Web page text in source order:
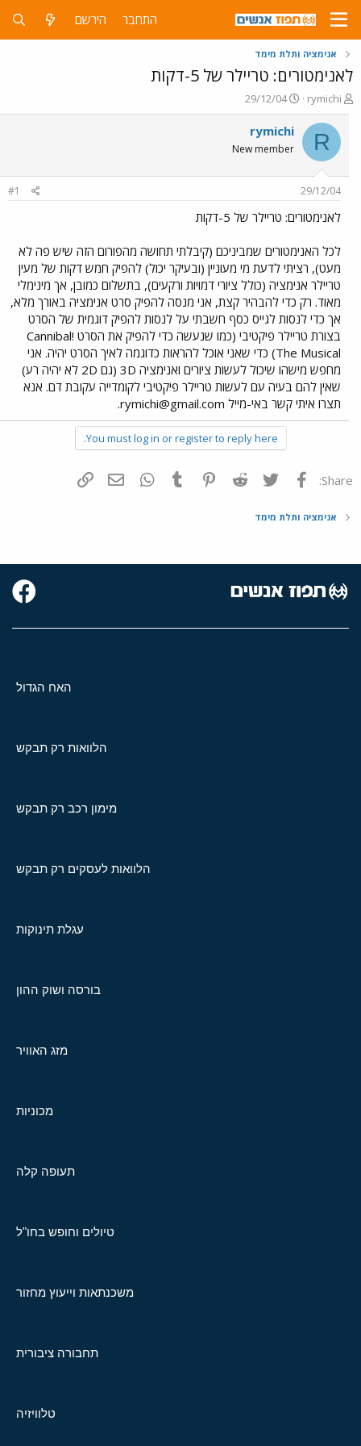
התחבר הירשם
אנימציה ותלת מימד
לאנימטורים: טריילר של 5-דקות
פ
ו
ת
ח
ה
ש
א
rymichi
פ
ו
ר
ם
ר
29/12/04
R
rymichi
New member
29/12/04
#1
לאנימטורים: טריילר של 5-דקות
לכל האנימטורים שמביניכם (קיבלתי תחושה מהפורום הזה שיש פה לא
מעט), רציתי לדעת מי מעוניין (ובעיקר יכול) להפיק חמש דקות של מעין
טריילר אנימציה (כולל ציורי דמויות ורקעים), בתשלום כמובן, אך מינימלי
מאוד. רק כדי להבהיר קצת, אני מנסה להפיק סרט אנימציה באורך מלא,
אך כדי לנסות לגייס כסף חשבתי על לנסות להפיק דוגמית של הסרט
בצורת טריילר פיקטיבי (כמו שנעשה כדי להפיק את הסרט Cannibal!
The Musical) כדי שאני אוכל להראות כדוגמה לאיך הסרט יהיה. אני
מחפש מישהו שיכול לעשות ציורים ואנימציה 3D (גם 2D לא יהיה רע)
שאין להם בעיה עם לעשות טריילר פיקטיבי לקומדייה עקובת דם. אנא
תצרו איתי קשר באי-מייל rymichi@gmail.com
.
You must log in or register to reply here.
Share: פייסבוק Twitter
Reddit
Pinterest
Tumblr
WhatsAppדואר אלקטרוני
אנימציה ותלת מימד
האח הגדול
הלוואות רק תבקש
מימון רכב רק תבקש
הלוואות לעסקים רק תבקש
עגלת תינוקות
בורסה ושוק ההון
מזג האוויר
מכוניות
תעופה קלה
טיולים וחופש בחו"ל
משכנתאות וייעוץ מחזור
תחבורה ציבורית
טלוויזיה